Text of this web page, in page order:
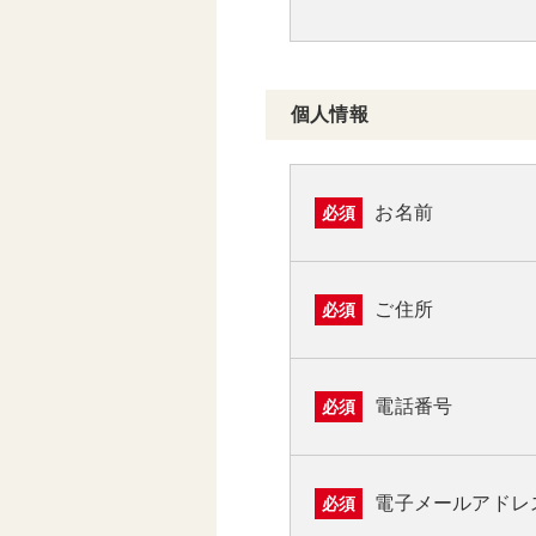
個人情報
必須 お名前
必須 ご住所
必須 電話番号
必須 電子メールアドレ